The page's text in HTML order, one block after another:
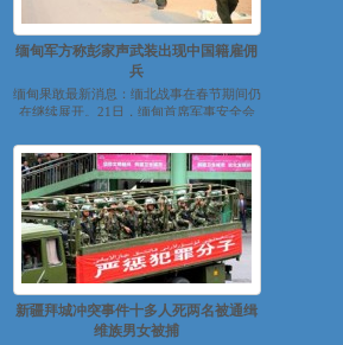
缅甸军方称彭家声武装出现中国籍雇佣
兵
缅甸果敢最新消息：缅北战事在春节期间仍
在继续展开。21日，缅甸首席军事安全会
新疆拜城冲突事件十多人死两名被通缉
维族男女被捕